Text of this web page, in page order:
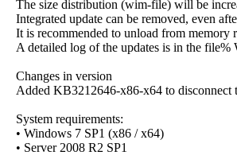
The size distribution (wim-file) will be
Integrated update can be removed, even
It is recommended to unload from memory
A detailed log of the updates is in the
Changes in version
Added KB3212646-x86-x64 to disconnect
System requirements:
• Windows 7 SP1 (x86 / x64)
• Server 2008 R2 SP1